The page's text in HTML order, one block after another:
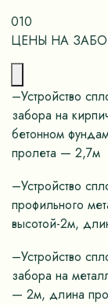
010
ЦЕНЫ НА
–Устройство
забора на
бетонном
пролета — 2,7м
–Устройство
профильного
высотой-2м,
–Устройство
забора на
— 2м, длина